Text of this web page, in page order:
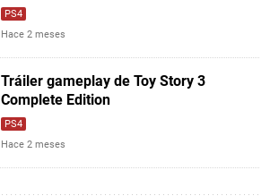
PS4
Hace 2 meses
Tráiler gameplay de Toy Story 3
Complete Edition
PS4
Hace 2 meses